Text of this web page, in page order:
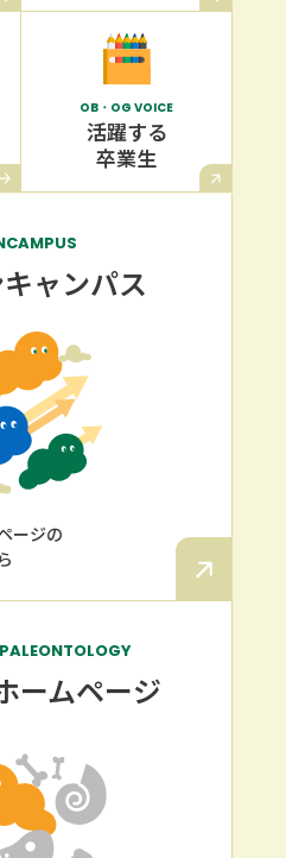
OB・OG VOICE
活躍する
卒業生
キャンパス
ージの
ームページ